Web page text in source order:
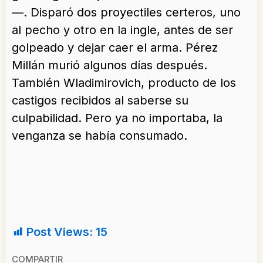
—. Disparó dos proyectiles certeros, uno
al pecho y otro en la ingle, antes de ser
golpeado y dejar caer el arma. Pérez
Millán murió algunos días después.
También Wladimirovich, producto de los
castigos recibidos al saberse su
culpabilidad. Pero ya no importaba, la
venganza se había consumado.
Post Views: 15
COMPARTIR